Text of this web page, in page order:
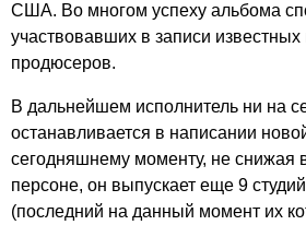
США. Во многом успеху альбома
участвовавших в записи
продюсеров.
В дальнейшем исполнитель ни на
останавливается в написании
сегодняшнему моменту, не снижая
персоне, он выпускает еще 9
(последний на данный момент их